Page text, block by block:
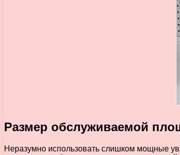
Размер обслуживаемой
Неразумно использовать слишком мощные